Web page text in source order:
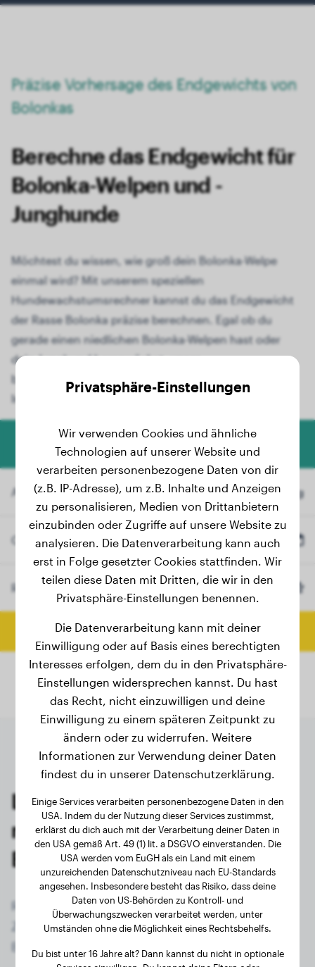
Präzise Vorhersage des Endgewichts von
Bolonkas
Berechne das Endgewicht für
Bolonka-Welpen und -
Junghunde
Möchtest du wissen, wie groß dein Bolonka-Welpe
einmal wird? Mit unserem speziellen
Hundewachstumsrechner kannst du das Endgewicht
der Rasse Bolonka präzise berechnen. Egal ob du
gerade einen niedlichen Bolonka-Welpen hast oder
dein Junghund heranwächst, unser
benutzerfreundliches Tool liefert dir wertvolle
Informationen.
Hundegewicht-Rechner
Aktuelles Gewicht kg
Geburtsdatum
Rasse Bolonka
Endgewicht berechnen
Letzte Wiegungen von
registrierten Bolonka-
Besitzern
Registriere dich jetzt kostenlos und erhalte
Zugriff auf alle 62 registrierten Hunde der Rasse
Bolonka!
Privatsphäre-Einstellungen
Wir verwenden Cookies und ähnliche
Technologien auf unserer Website und
verarbeiten personenbezogene Daten von dir
(z.B. IP-Adresse), um z.B. Inhalte und Anzeigen
zu personalisieren, Medien von Drittanbietern
einzubinden oder Zugriffe auf unsere Website zu
analysieren. Die Datenverarbeitung kann auch
erst in Folge gesetzter Cookies stattfinden. Wir
teilen diese Daten mit Dritten, die wir in den
Privatsphäre-Einstellungen benennen.
Die Datenverarbeitung kann mit deiner
Einwilligung oder auf Basis eines berechtigten
Interesses erfolgen, dem du in den Privatsphäre-
Einstellungen widersprechen kannst. Du hast
das Recht, nicht einzuwilligen und deine
Einwilligung zu einem späteren Zeitpunkt zu
ändern oder zu widerrufen. Weitere
Informationen zur Verwendung deiner Daten
findest du in unserer Datenschutzerklärung.
Einige Services verarbeiten personenbezogene Daten in den
USA. Indem du der Nutzung dieser Services zustimmst,
erklärst du dich auch mit der Verarbeitung deiner Daten in
den USA gemäß Art. 49 (1) lit. a DSGVO einverstanden. Die
USA werden vom EuGH als ein Land mit einem
unzureichenden Datenschutzniveau nach EU-Standards
angesehen. Insbesondere besteht das Risiko, dass deine
Daten von US-Behörden zu Kontroll- und
Überwachungszwecken verarbeitet werden, unter
Umständen ohne die Möglichkeit eines Rechtsbehelfs.
Du bist unter 16 Jahre alt? Dann kannst du nicht in optionale